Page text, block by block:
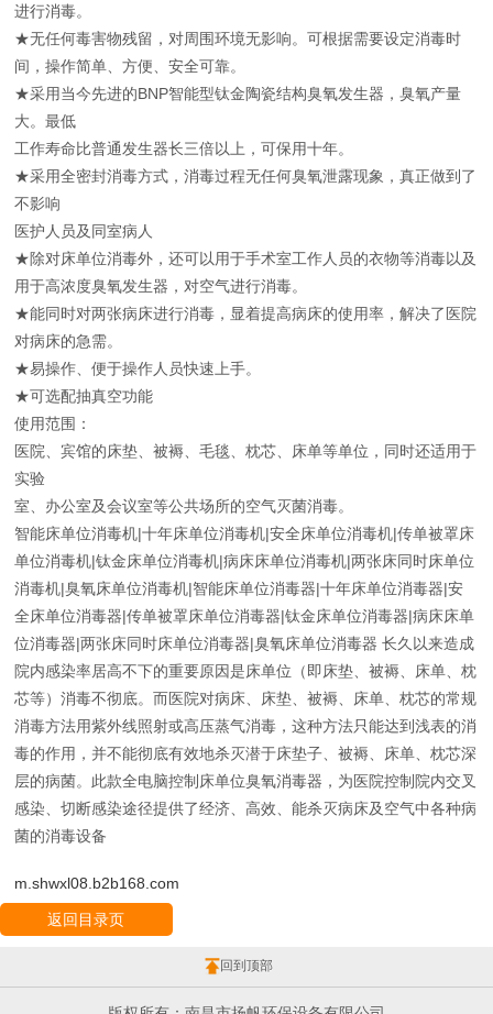
进行消毒。
★无任何毒害物残留，对周围环境无影响。可根据需要设定消毒时
间，操作简单、方便、安全可靠。
★采用当今先进的BNP智能型钛金陶瓷结构臭氧发生器，臭氧产量
大。最低
工作寿命比普通发生器长三倍以上，可保用十年。
★采用全密封消毒方式，消毒过程无任何臭氧泄露现象，真正做到了
不影响
医护人员及同室病人
★除对床单位消毒外，还可以用于手术室工作人员的衣物等消毒以及
用于高浓度臭氧发生器，对空气进行消毒。
★能同时对两张病床进行消毒，显着提高病床的使用率，解决了医院
对病床的急需。
★易操作、便于操作人员快速上手。
★可选配抽真空功能
使用范围：
医院、宾馆的床垫、被褥、毛毯、枕芯、床单等单位，同时还适用于
实验
室、办公室及会议室等公共场所的空气灭菌消毒。
智能床单位消毒机|十年床单位消毒机|安全床单位消毒机|传单被罩床
单位消毒机|钛金床单位消毒机|病床床单位消毒机|两张床同时床单位
消毒机|臭氧床单位消毒机|智能床单位消毒器|十年床单位消毒器|安
全床单位消毒器|传单被罩床单位消毒器|钛金床单位消毒器|病床床单
位消毒器|两张床同时床单位消毒器|臭氧床单位消毒器 长久以来造成
院内感染率居高不下的重要原因是床单位（即床垫、被褥、床单、枕
芯等）消毒不彻底。而医院对病床、床垫、被褥、床单、枕芯的常规
消毒方法用紫外线照射或高压蒸气消毒，这种方法只能达到浅表的消
毒的作用，并不能彻底有效地杀灭潜于床垫子、被褥、床单、枕芯深
层的病菌。此款全电脑控制床单位臭氧消毒器，为医院控制院内交叉
感染、切断感染途径提供了经济、高效、能杀灭病床及空气中各种病
菌的消毒设备
m.shwxl08.b2b168.com
返回目录页
回到顶部